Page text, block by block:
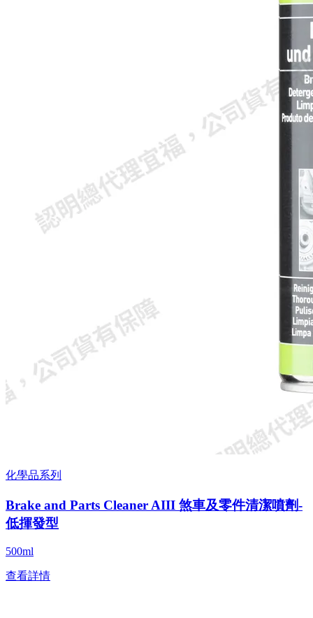
化學品系列
Brake and Parts Cleaner AIII 煞車及零件清潔噴劑-
低揮發型
500ml
查看詳情